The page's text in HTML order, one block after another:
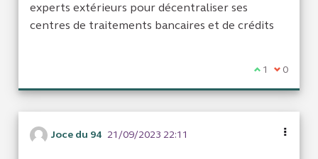
experts extérieurs pour décentraliser ses
centres de traitements bancaires et de crédits
Je suis
1 Je ne
0
Joce du 94 21/09/2023 22:11